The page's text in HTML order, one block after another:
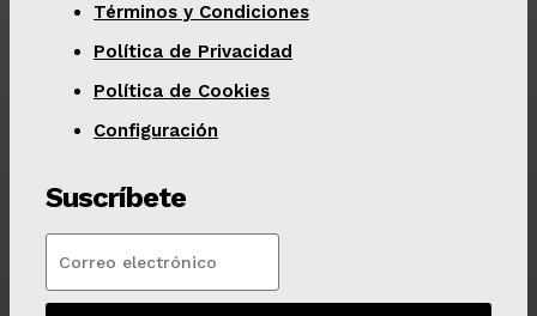
Términos y Condiciones
Política de Privacidad
Política de Cookies
Configuración
Suscríbete